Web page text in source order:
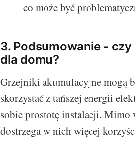
co może być
3. Podsumowanie -
dla domu?
Grzejniki akumulacyjne mogą
skorzystać z tańszej energii
sobie prostotę instalacji.
dostrzega w nich więcej